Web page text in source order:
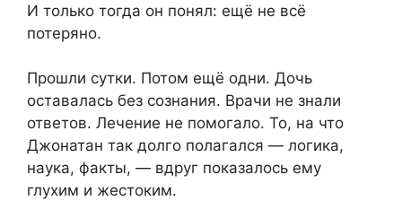
И только тогда он понял: ещё не всё
потеряно.
Прошли сутки. Потом ещё одни. Дочь
оставалась без сознания. Врачи не знали
ответов. Лечение не помогало. То, на что
Джонатан так долго полагался — логика,
наука, факты, — вдруг показалось ему
глухим и жестоким.